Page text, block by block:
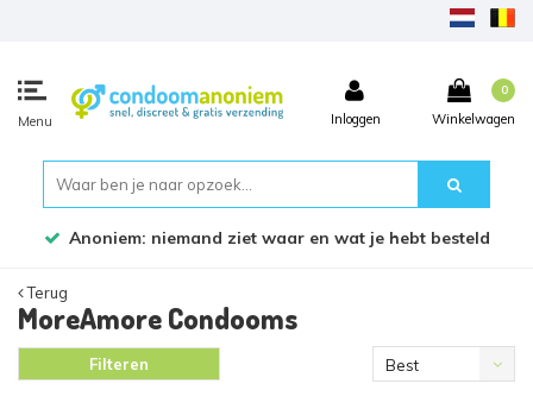
Menu Inloggen
0
Winkelwagen
wat je hebt besteld Bestel voor 17:45 uur,
Terug
MoreAmore Condooms
Filteren
Best